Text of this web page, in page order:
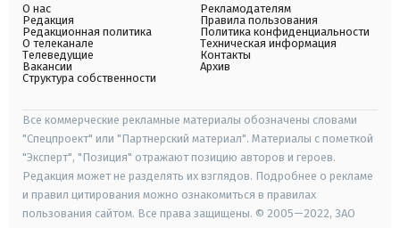
О нас
Редакция
Редакционная политика
О телеканале
Телеведущие
Вакансии
Структура собственности
Рекламодателям
Правила пользования
Политика конфиденциальности
Техническая информация
Контакты
Архив
Все коммерческие рекламные материалы обозначены словами
"Спецпроект" или "Партнерский материал". Материалы с пометкой
"Эксперт", "Позиция" отражают позицию авторов и героев.
Редакция может не разделять их взглядов. Подробнее о рекламе
и правил цитирования можно ознакомиться в правилах
пользования сайтом. Все права защищены. © 2005—2022, ЗАО